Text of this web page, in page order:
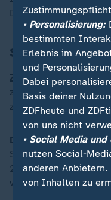
Donnerstag einen
Sportlich
ZDF zeigt Frankfurt -
zweiten Runde im
zeigen jeweils ein Top-
Deutschlands Auftakt
Slowakei startet die
2026. Das dürfte
will Nagelsmann sein
• Personalisierung:
bestimmten
Erlebnis im
und
Dabei
Basis deiner
ZDFheute und
von uns nicht
• Social Media
nutzen Social-
anderen
von Inhalten zu